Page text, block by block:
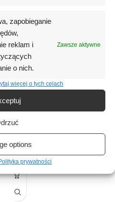
zapobieganie
reklam i
o nich.
Zawsze aktywne
więcej o tych celach
options
prywatności
WYPR
ZEDA
NE
ATICA Acrylgel w płynie Tea Rose
07 – różany płynny polygel do
wzmocnienia paznokci, 15 ml